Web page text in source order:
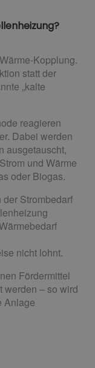
Kopplung.
statt der
„kalte
reagieren
Dabei werden
ausgetauscht,
und Wärme
oder Biogas.
Strombedarf
nicht lohnt.
Fördermittel
werden – so wird
Anlage